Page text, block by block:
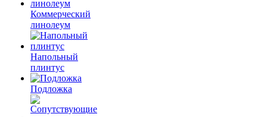
Коммерческий
линолеум
Напольный
плинтус
Подложка